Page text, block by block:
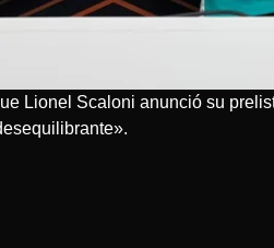
Lionel Scaloni anunció su